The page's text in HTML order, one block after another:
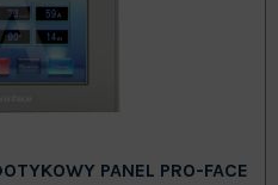
PANEL PRO-FACE